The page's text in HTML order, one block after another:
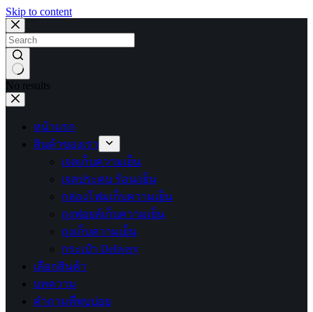
Skip to content
No results
หน้าแรก
สินค้าของเรา
เจลเก็บความเย็น
เจลประคบ ร้อน/เย็น
กล่องโฟมเก็บความเย็น
ถุงฟอยล์เก็บความเย็น
ถุงเก็บความเย็น
กระเป๋า Delivery
เลือกสินค้า
บทความ
คำถามที่พบบ่อย